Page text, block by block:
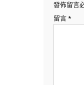
發佈留言
留言 *